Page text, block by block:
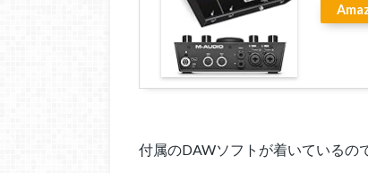
付属のDAWソフトが着いているの